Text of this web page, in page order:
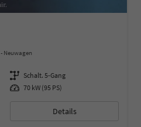
Neuwagen
Getriebe Schalt. 5-Gang
Leistung 70 kW (95 PS)
Details